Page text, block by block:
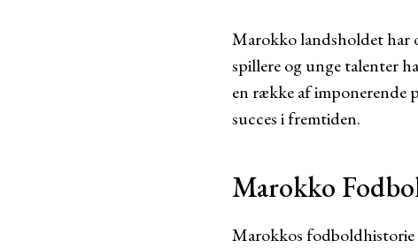
Marokko landsholdet har
spillere og unge talenter
en række af imponerende
succes i fremtiden.
Marokko
Marokkos